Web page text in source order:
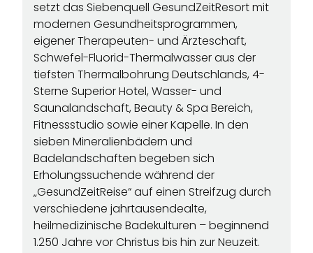
setzt das Siebenquell GesundZeitResort mit
modernen Gesundheitsprogrammen,
eigener Therapeuten- und Ärzteschaft,
Schwefel-Fluorid-Thermalwasser aus der
tiefsten Thermalbohrung Deutschlands, 4-
Sterne Superior Hotel, Wasser- und
Saunalandschaft, Beauty & Spa Bereich,
Fitnessstudio sowie einer Kapelle. In den
sieben Mineralienbädern und
Badelandschaften begeben sich
Erholungssuchende während der
„GesundZeitReise“ auf einen Streifzug durch
verschiedene jahrtausendealte,
heilmedizinische Badekulturen – beginnend
1.250 Jahre vor Christus bis hin zur Neuzeit.